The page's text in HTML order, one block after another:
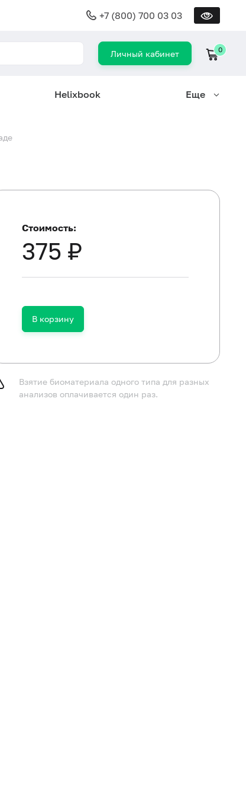
+7 (800) 700 03 03
Личный кабинет 0
Helixbook Еще
место взятия соскоба в течение 24 часов до
кремом место взятия соскоба в течение 24
Стоимость:
375 ₽
В корзину
Взятие биоматериала одного типа для разных
анализов оплачивается один раз.